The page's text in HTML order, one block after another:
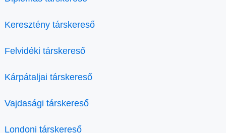
Keresztény társkereső
Felvidéki társkereső
Kárpátaljai társkereső
Vajdasági társkereső
Londoni társkereső